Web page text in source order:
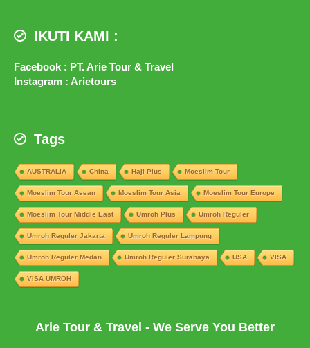
IKUTI KAMI :
Facebook : PT. Arie Tour & Travel
Instagram : Arietours
Tags
AUSTRALIA China Haji Plus Moeslim Tour
Moeslim Tour Asean Moeslim Tour Asia Moeslim Tour Europe
Moeslim Tour Middle East Umroh Plus Umroh Reguler
Umroh Reguler Jakarta Umroh Reguler Lampung
Umroh Reguler Medan Umroh Reguler Surabaya USA VISA
VISA UMROH
Arie Tour & Travel - We Serve You Better